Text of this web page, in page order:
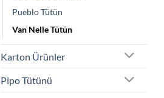
Pueblo Tütün
Van Nelle Tütün
Karton Ürünler
Pipo Tütünü